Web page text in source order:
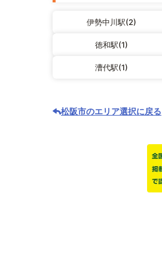
伊勢中川駅(2)
徳和駅(1)
漕代駅(1)
松阪市のエリア選択に戻る